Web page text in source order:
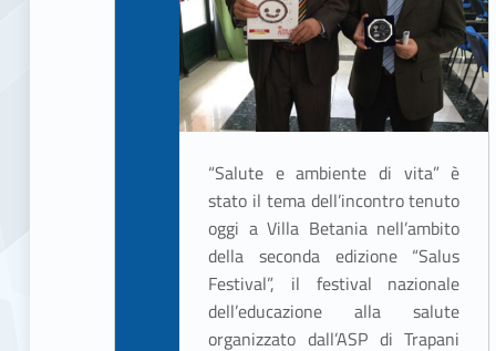
“Salute e ambiente di vita” è
stato il tema dell’incontro tenuto
oggi a Villa Betania nell’ambito
della seconda edizione “Salus
Festival”, il festival nazionale
dell’educazione alla salute
organizzato dall’ASP di Trapani